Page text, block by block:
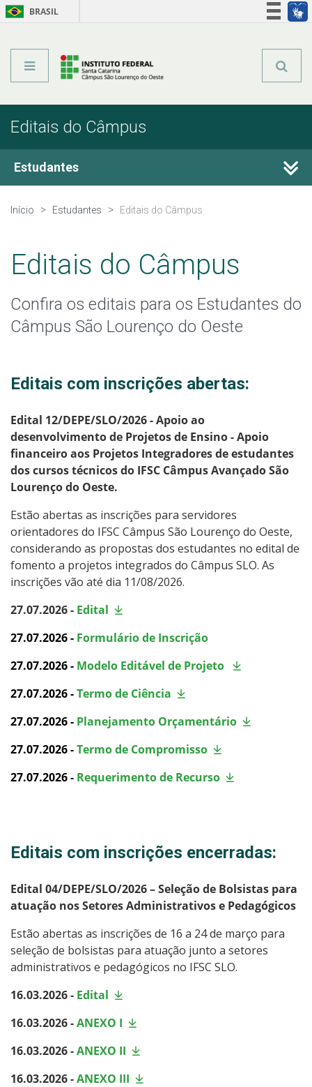
BRASIL
Editais do Câmpus
Estudantes
Editais do Câmpus
Registro Acadêmico
Horário de Aula
Auxílios
Estágio
Permanência e Êxito
Assistência Estudantil
Documentos Úteis
Bibliotecas
Formaturas
Representação Estudantil
Início Estudantes Editais do Câmpus
Editais do Câmpus
Confira os editais para os Estudantes do
Câmpus São Lourenço do Oeste
Editais com inscrições abertas:
Edital 12/DEPE/SLO/2026 - Apoio ao
desenvolvimento de Projetos de Ensino - Apoio
financeiro aos Projetos Integradores de estudantes
dos cursos técnicos do IFSC Câmpus Avançado São
Lourenço do Oeste.
Estão abertas as inscrições para servidores
orientadores do IFSC Câmpus São Lourenço do Oeste,
considerando as propostas dos estudantes no edital de
fomento a projetos integrados do Câmpus SLO. As
inscrições vão até dia 11/08/2026.
27.07.2026 - Edital
27.07.2026 - Formulário de Inscrição
27.07.2026- Modelo Editável de Projeto
27.07.2026-Termo de Ciência
27.07.2026- Planejamento Orçamentário
27.07.2026-Termo de Compromisso
27.07.2026- Requerimento de Recurso
Editais com inscrições encerradas:
Edital 04/DEPE/SLO/2026 – Seleção de Bolsistas para
atuação nos Setores Administrativos e Pedagógicos
Estão abertas as inscrições de 16 a 24 de março para
seleção de bolsistas para atuação junto a setores
administrativos e pedagógicos no IFSC SLO.
16.03.2026 - Edital
16.03.2026 -ANEXO I
16.03.2026 -ANEXO II
16.03.2026 -ANEXO III